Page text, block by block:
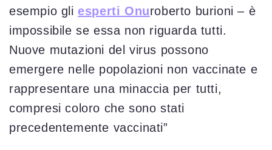
esempio gli esperti Onuroberto burioni – è
impossibile se essa non riguarda tutti.
Nuove mutazioni del virus possono
emergere nelle popolazioni non vaccinate e
rappresentare una minaccia per tutti,
compresi coloro che sono stati
precedentemente vaccinati”